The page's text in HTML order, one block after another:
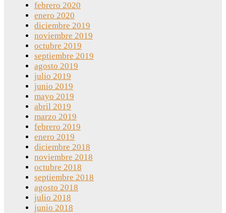
febrero 2020
enero 2020
diciembre 2019
noviembre 2019
octubre 2019
septiembre 2019
agosto 2019
julio 2019
junio 2019
mayo 2019
abril 2019
marzo 2019
febrero 2019
enero 2019
diciembre 2018
noviembre 2018
octubre 2018
septiembre 2018
agosto 2018
julio 2018
junio 2018